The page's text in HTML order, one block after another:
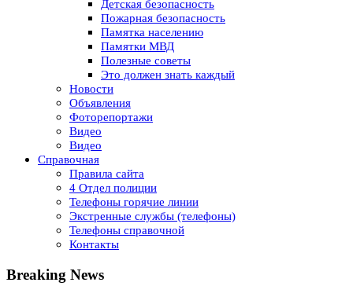
Детская безопасность
Пожарная безопасность
Памятка населению
Памятки МВД
Полезные советы
Это должен знать каждый
Новости
Объявления
Фоторепортажи
Видео
Видео
Справочная
Правила сайта
4 Отдел полиции
Телефоны горячие линии
Экстренные службы (телефоны)
Телефоны справочной
Контакты
Breaking News